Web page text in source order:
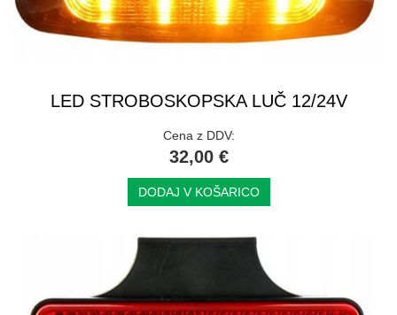
LED STROBOSKOPSKA LUČ 12/24V
Cena z DDV:
32,00 €
DODAJ V KOŠARICO